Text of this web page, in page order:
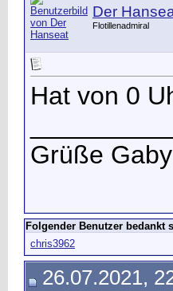
Der
Flotillenadmiral
Hat von 0
Grüße
Folgender Benutzer bedankt
chris3962
26.07.2021,